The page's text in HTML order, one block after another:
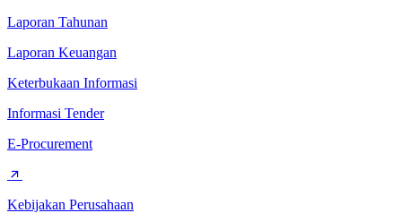
Laporan Tahunan
Laporan Keuangan
Keterbukaan Informasi
Informasi Tender
E-Procurement
Kebijakan Perusahaan